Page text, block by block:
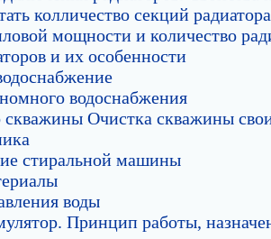
колличество секций
мощности и количество
и их особенности
водоснабжения
скважины Очистка скважины
стиральной машины
воды
Принцип работы,